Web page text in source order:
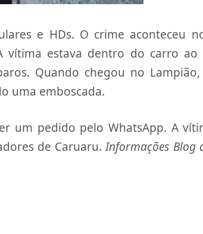
e HDs. O crime aconteceu
vítima estava dentro do carro ao
Quando chegou no
uma emboscada.
um pedido pelo WhatsApp. A
de Caruaru.Informações Blog